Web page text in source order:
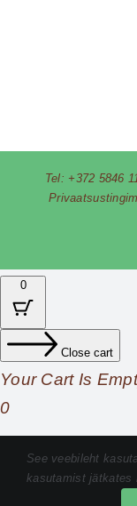
Tel: +372 5846
0
Close cart
Your Cart Is
0
Check out our
See veebileht
kasutamist jätkates